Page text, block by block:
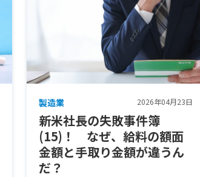
製造業 2026年04月23日
新米社長の失敗事件簿
(15)！ なぜ、給料の額面
金額と手取り金額が違うん
だ？